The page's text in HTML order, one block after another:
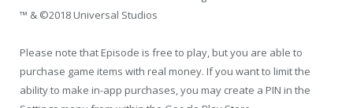
™ & ©2018 Universal Studios
Please note that Episode is free to play, but you are able to
purchase game items with real money. If you want to limit the
ability to make in-app purchases, you may create a PIN in the